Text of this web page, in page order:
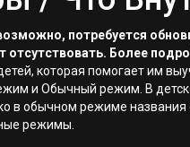
потребуется
отсутствовать. Более
которая помогает им
и Обычный режим. В
в обычном режиме
режимы.